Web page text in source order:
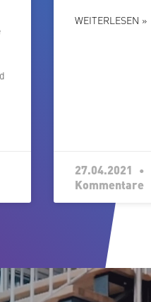
WEITERLESEN »
27.04.2021
Kommentare